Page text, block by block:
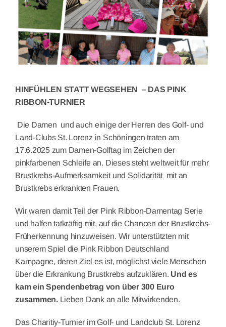
HINFÜHLEN STATT WEGSEHEN – DAS PINK
RIBBON-TURNIER
Die Damen und auch einige der Herren des Golf- und
Land-Clubs St. Lorenz in Schöningen traten am
17.6.2025 zum Damen-Golftag im Zeichen der
pinkfarbenen Schleife an. Dieses steht weltweit für mehr
Brustkrebs-Aufmerksamkeit und Solidarität mit an
Brustkrebs erkrankten Frauen.
Wir waren damit Teil der Pink Ribbon-Damentag Serie
und halfen tatkräftig mit, auf die Chancen der Brustkrebs-
Früherkennung hinzuweisen. Wir unterstützten mit
unserem Spiel die Pink Ribbon Deutschland
Kampagne, deren Ziel es ist, möglichst viele Menschen
über die Erkrankung Brustkrebs aufzuklären. Und es
kam ein Spendenbetrag von über 300 Euro
zusammen.Lieben Dank an alle Mitwirkenden.
Das Charitiy-Turnier im Golf- und Landclub St. Lorenz